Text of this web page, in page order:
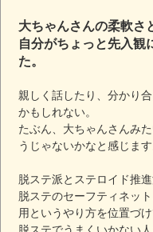
大ちゃんさんの柔軟さ
自分がちょっと先入観
た。
親しく話したり、分かり
かもしれない。
たぶん、大ちゃんさんみ
うじゃないかなと感じます
脱ステ派とステロイド推
脱ステのセーフティネッ
用というやり方を位置づ